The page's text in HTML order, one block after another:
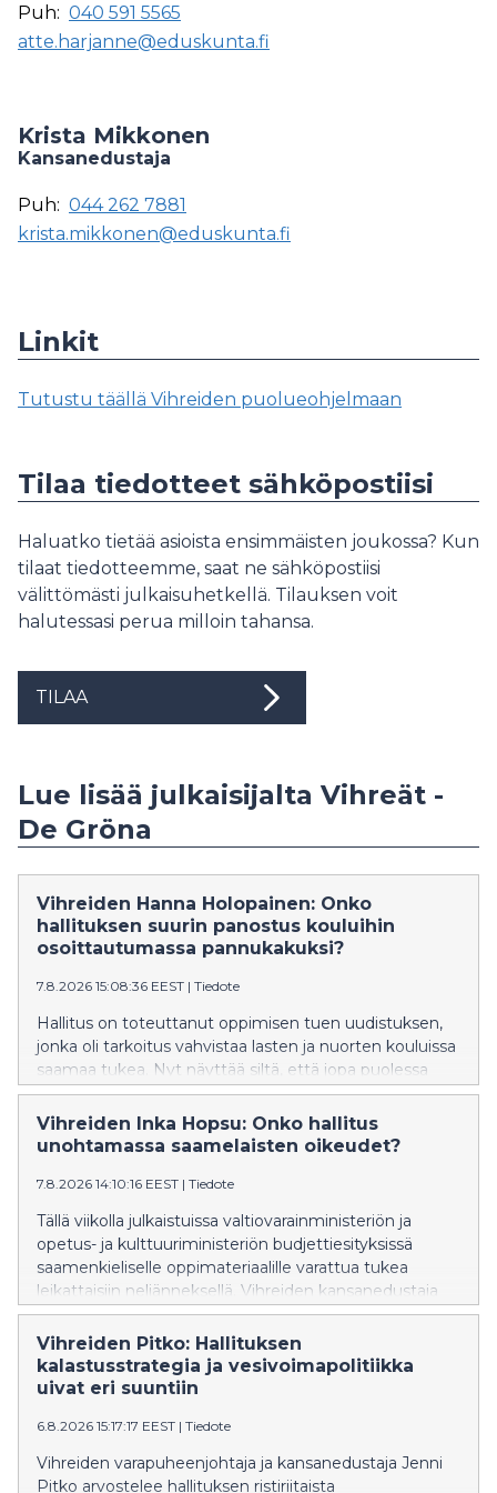
Puh: 040 591 5565
atte.harjanne@eduskunta.fi
Krista Mikkonen
Kansanedustaja
Puh: 044 262 7881
krista.mikkonen@eduskunta.fi
Linkit
Tutustu täällä Vihreiden puolueohjelmaan
Tilaa tiedotteet sähköpostiisi
Haluatko tietää asioista ensimmäisten joukossa? Kun
tilaat tiedotteemme, saat ne sähköpostiisi
välittömästi julkaisuhetkellä. Tilauksen voit
halutessasi perua milloin tahansa.
TILAA
Lue lisää julkaisijalta Vihreät -
De Gröna
Vihreiden Hanna Holopainen: Onko
hallituksen suurin panostus kouluihin
osoittautumassa pannukakuksi?
7.8.2026 15:08:36 EEST | Tiedote
Hallitus on toteuttanut oppimisen tuen uudistuksen,
jonka oli tarkoitus vahvistaa lasten ja nuorten kouluissa
saamaa tukea. Nyt näyttää siltä, että jopa puolessa
kunnista on vaikeuksia tarjota lasten ja nuorten
tarpeiden mukaista tukea ja osassa kuntia jopa
lakkautetaan erityisluokkia. Vihreiden kansanedustaja
toimenpiteisiin.
Vihreiden Inka Hopsu: Onko hallitus
unohtamassa saamelaisten oikeudet?
7.8.2026 14:10:16 EEST | Tiedote
Tällä viikolla julkaistuissa valtiovarainministeriön ja
opetus- ja kulttuuriministeriön budjettiesityksissä
saamenkieliselle oppimateriaalille varattua tukea
leikattaisiin neljänneksellä. Vihreiden kansanedustaja
Inka Hopsu vaatii hallitusta kunnioittamaan ja
vahvistamaan saamelaisten oikeuksia ja perumaan
leikkauksen syksyn budjettiriihessä.
Vihreiden Pitko: Hallituksen
kalastusstrategia ja vesivoimapolitiikka
uivat eri suuntiin
6.8.2026 15:17:17 EEST | Tiedote
Vihreiden varapuheenjohtaja ja kansanedustaja Jenni
Pitko arvostelee hallituksen ristiriitaista